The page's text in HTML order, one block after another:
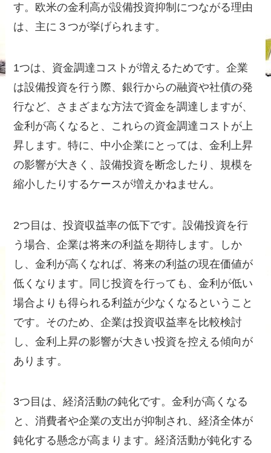
す。欧米の金利高が設備投資抑制につながる理由
は、主に３つが挙げられます。
1つは、資金調達コストが増えるためです。企業
は設備投資を行う際、銀行からの融資や社債の発
行など、さまざまな方法で資金を調達しますが、
金利が高くなると、これらの資金調達コストが上
昇します。特に、中小企業にとっては、金利上昇
の影響が大きく、設備投資を断念したり、規模を
縮小したりするケースが増えかねません。
2つ目は、投資収益率の低下です。設備投資を行
う場合、企業は将来の利益を期待します。しか
し、金利が高くなれば、将来の利益の現在価値が
低くなります。同じ投資を行っても、金利が低い
場合よりも得られる利益が少なくなるということ
です。そのため、企業は投資収益率を比較検討
し、金利上昇の影響が大きい投資を控える傾向が
あります。
3つ目は、経済活動の鈍化です。金利が高くなる
と、消費者や企業の支出が抑制され、経済全体が
鈍化する懸念が高まります。経済活動が鈍化する